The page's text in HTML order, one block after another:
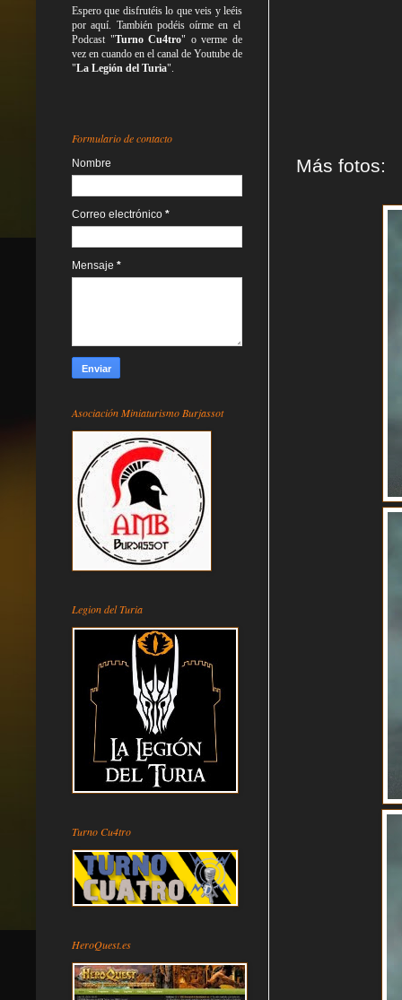
Más fotos:
Espero que disfrutéis lo queveis yleéis
por aquí. También podéis oírme en el
Podcast "Turno Cu4tro" o verme de
vez en cuando en el canal de Youtube de
"La Legión del Turia".
Formulario de contacto
Nombre
Correo electrónico *
Mensaje *
Asociación Miniaturismo Burjassot
Legion del Turia
Turno Cu4tro
HeroQuest.es